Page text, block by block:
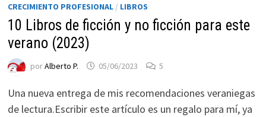
CRECIMIENTO PROFESIONAL/ LIBROS
10 Libros de ficción y no ficción para este
verano (2023)
porAlberto P. 05/06/2023 5
Una nueva entrega de mis recomendaciones veraniegas
de lectura.Escribir este artículo es un regalo para mí, ya